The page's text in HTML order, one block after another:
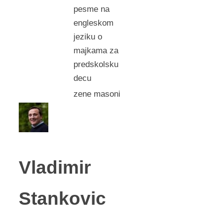
pesme na
engleskom
jeziku o
majkama za
predskolsku
decu
zene masoni
Vladimir
Stankovic